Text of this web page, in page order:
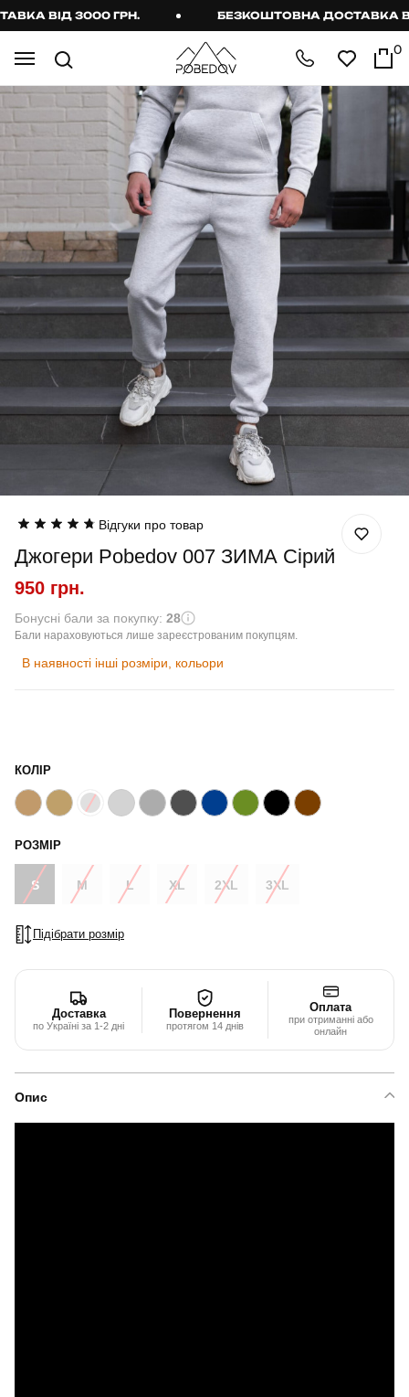
ВІД 3000 ГРН. БЕЗКОШТОВНА ДОСТАВКА ВІД
0
Відгуки про товар
Джогери Pobedov 007 ЗИМА Сірий
950 грн.
Бонусні бали за покупку: 28
Бали нараховуються лише зареєстрованим покупцям.
В наявності інші розміри, кольори
КОЛІР
РОЗМІР
S M L XL 2XL 3XL
Підібрати розмір
Доставка
по Україні за 1-2 дні
Повернення
протягом 14 днів
Оплата
при отриманні або
онлайн
Опис